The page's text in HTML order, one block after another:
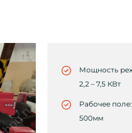
Мощность
2,2 – 7,5 КВт
Рабочее
500мм